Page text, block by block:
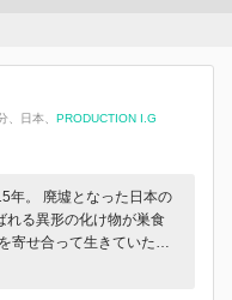
日本 PRODUCTION I.G
年。 廃墟となった日本の
れる異形の化け物が巣食
寄せ合って生きていた。
むキルコは、 とある女